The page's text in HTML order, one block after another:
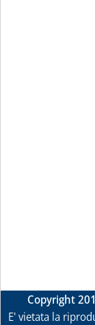
Copyright
E' vietata la